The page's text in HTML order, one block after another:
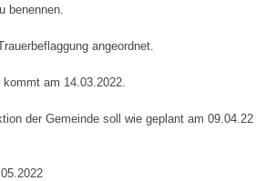
benennen.
angeordnet.
kommt am 14.03.2022.
der Gemeinde soll wie geplant am 09.04.22